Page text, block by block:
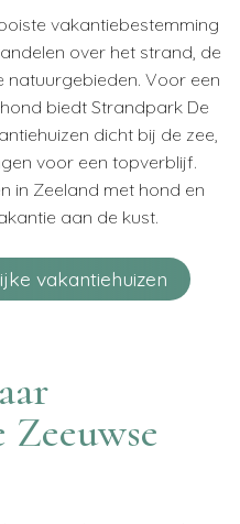
vakantiebestemming
over het strand, de
Voor een
biedt Strandpark De
dicht bij de zee,
voor een topverblijf.
in Zeeland met hond en
aan de kust.
vakantiehuizen